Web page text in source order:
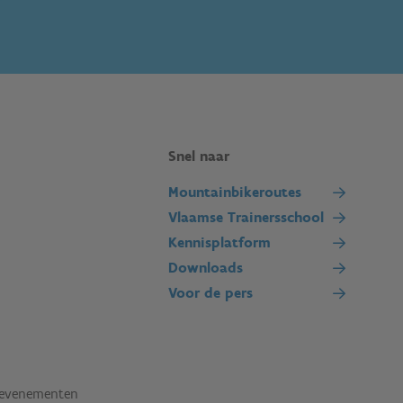
Snel naar
Mountainbikeroutes
Vlaamse Trainersschool
Kennisplatform
Downloads
Voor de pers